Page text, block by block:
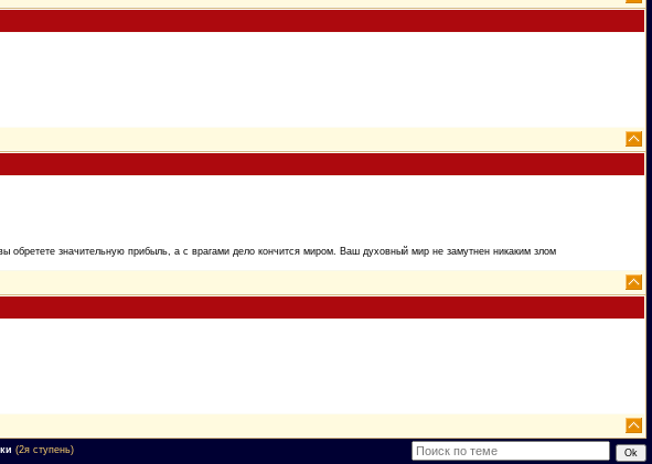
значительную прибыль, а с врагами дело кончится миром. Ваш духовный мир не замутнен никаким злом
(2я ступень)